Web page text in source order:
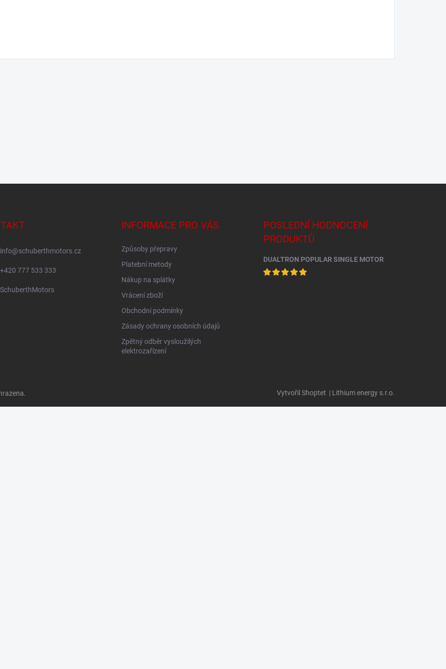
info@schuberthmotors.cz
+420 777 533 333
SchuberthMotors
INFORMACE PRO VÁS
Způsoby přepravy
Platební metody
Nákup na splátky
Vrácení zboží
Obchodní podmínky
Zásady ochrany osobních údajů
Zpětný odběr vysloužilých
elektrozařízení
POSLEDNÍ HODNOCENÍ
PRODUKTŮ
DUALTRON POPULAR SINGLE MOTOR
Vytvořil Shoptet | Lithium energy s.r.o.